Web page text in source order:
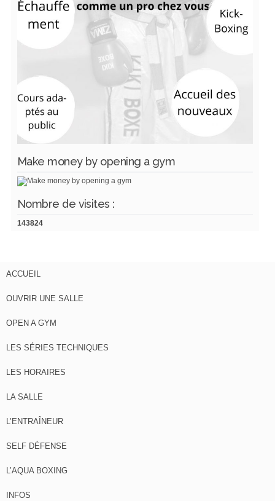
Make money by opening a gym
Nombre de visites :
143824
ACCUEIL
OUVRIR UNE SALLE
OPEN A GYM
LES SÉRIES TECHNIQUES
LES HORAIRES
LA SALLE
L’ENTRAÎNEUR
SELF DÉFENSE
L’AQUA BOXING
INFOS